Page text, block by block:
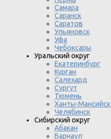
Самара
Саранск
Саратов
Ульяновск
Уфа
Чебоксары
Уральский округ
Екатеринбург
Курган
Салехард
Сургут
Тюмень
Ханты-Мансийск
Челябинск
Сибирский округ
Абакан
Барнаул